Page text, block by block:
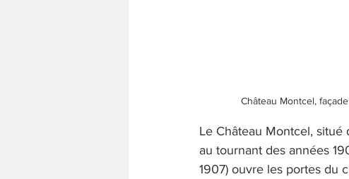
Château Montcel,
Le Château Montcel, situé
au tournant des années
1907) ouvre les portes du